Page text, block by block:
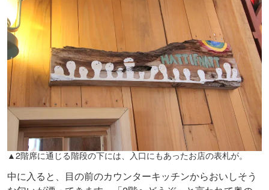
▲2階席に通じる階段の下には、入口にもあったお店の表札が。
中に入ると、目の前のカウンターキッチンからおいしそう